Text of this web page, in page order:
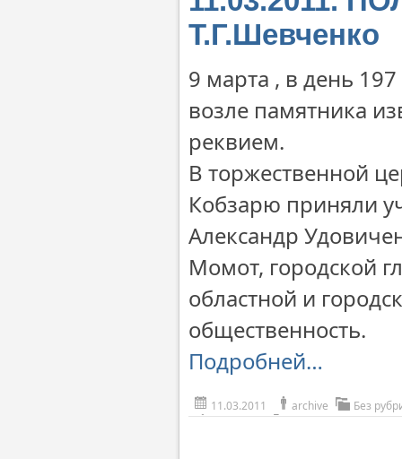
Т.Г.Шевченко
9 марта , в день
возле памятника
реквием.
В торжественной
Кобзарю приняли
Александр
Момот, городской
областной и
общественность.
Подробней…
11.03.2011 archive Без